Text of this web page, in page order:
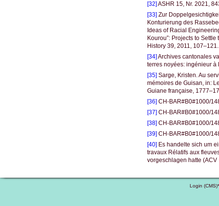
[32] ASHR 15, Nr. 2021,
[33] Zur
Konturierung des
Ideas of Racial
Kourou”: Projects to
History 39, 2011, 107–121.
[34] Archives cantonales
terres noyées: ingénieur
[35] Sarge, Kristen. Au
mémoires de Guisan, in:
Guiane française,
[36] CH-BAR#B0#1000/
[37] CH-BAR#B0#1000/
[38] CH-BAR#B0#1000/
[39] CH-BAR#B0#1000/
[40] Es handelte sich um
travaux Rélatifs aux
vorgeschlagen hatte (ACV
Login (CMS)*